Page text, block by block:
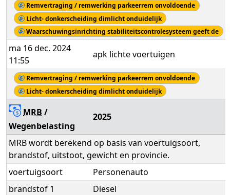
Remvertraging / remwerking parkeerrem onvoldoende
Licht- donkerscheiding dimlicht onduidelijk
Waarschuwingsinrichting stabiliteitscontrolesysteem geeft de
ma 16 dec. 2024
11:55
apk lichte voertuigen
Remvertraging / remwerking parkeerrem onvoldoende
Licht- donkerscheiding dimlicht onduidelijk
MRB /
Wegenbelasting
2025
MRB wordt berekend op basis van voertuigsoort,
brandstof, uitstoot, gewicht en provincie.
voertuigsoort
Personenauto
brandstof 1
Diesel